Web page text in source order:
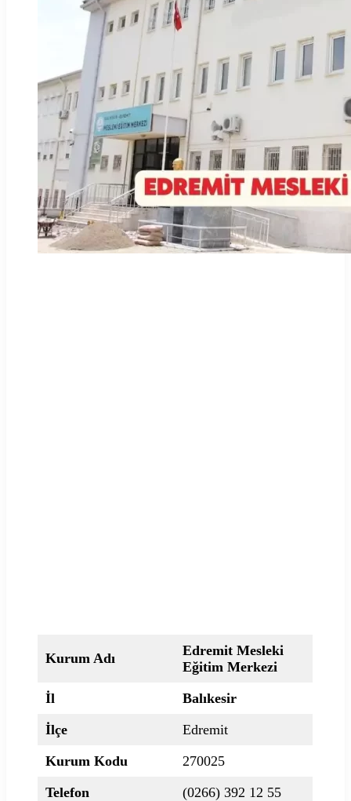
Kurum Adı
Edremit Mesleki
Eğitim Merkezi
İl
Balıkesir
İlçe
Edremit
Kurum Kodu
270025
Telefon
(0266) 392 12 55